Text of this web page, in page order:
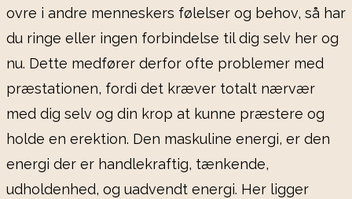
ovre i andre menneskers følelser og behov, så har
du ringe eller ingen forbindelse til dig selv her og
nu. Dette medfører derfor ofte problemer med
præstationen, fordi det kræver totalt nærvær
med dig selv og din krop at kunne præstere og
holde en erektion. Den maskuline energi, er den
energi der er handlekraftig, tænkende,
udholdenhed, og uadvendt energi. Her ligger